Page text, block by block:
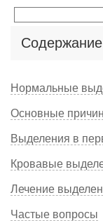
Содержание
Нормальные
Основные
Выделения в
Кровавые
Лечение
Частые вопросы